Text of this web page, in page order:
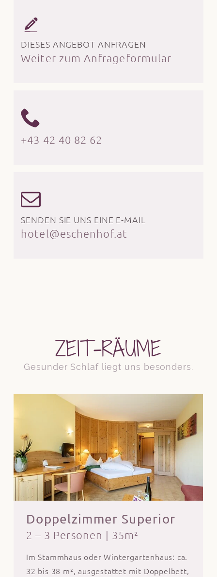
DIESES ANGEBOT ANFRAGEN
Weiter zum Anfrageformular
+43 42 40 82 62
SENDEN SIE UNS EINE E-MAIL
hotel@eschenhof.at
ZEIT-RÄUME
Gesunder Schlaf liegt uns besonders.
Doppelzimmer Superior
2 – 3 Personen | 35m²
Im Stammhaus oder Wintergartenhaus: ca.
32 bis 38 m², ausgestattet mit Doppelbett,